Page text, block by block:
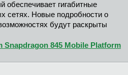
обеспечивает гигабитные
сетях. Новые подробности о
будут раскрыты
845 Mobile Platform